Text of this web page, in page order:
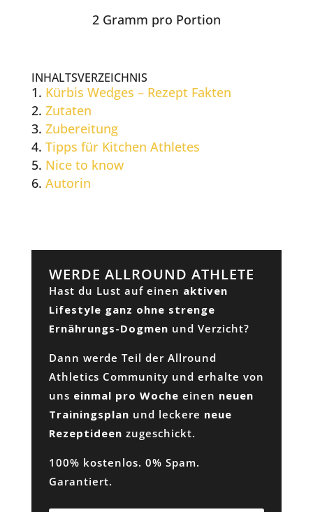
2 Gramm pro Portion
INHALTSVERZEICHNIS
Kürbis Wedges – Rezept Fakten
Zutaten
Zubereitung
Tipps für Kitchen Athletes
Nice to know
Autorin
WERDE ALLROUND ATHLETE
Hast du Lust auf einen aktiven
Lifestyle ganz ohne strenge
Ernährungs-Dogmen und Verzicht?
Dann werde Teil der Allround
Athletics Community und erhalte von
uns einmal pro Woche einen neuen
Trainingsplan und leckere neue
Rezeptideen zugeschickt.
100% kostenlos. 0% Spam.
Garantiert.